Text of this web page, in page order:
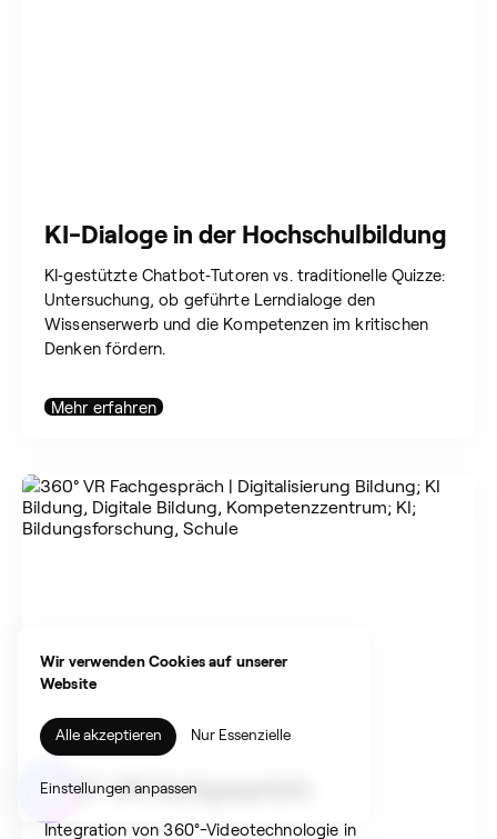
nach:
KI-Dialoge in der Hochschulbildung
KI‑gestützte Chatbot‑Tutoren vs. traditionelle Quizze:
Untersuchung, ob geführte Lerndialoge den
Wissenserwerb und die Kompetenzen im kritischen
Denken fördern.
Mehr erfahren
360°-VR Fachgespräch
Integration von 360°-Videotechnologie in
Wir verwenden Cookies auf unserer
Website
Alle akzeptieren Nur Essenzielle
Einstellungen anpassen